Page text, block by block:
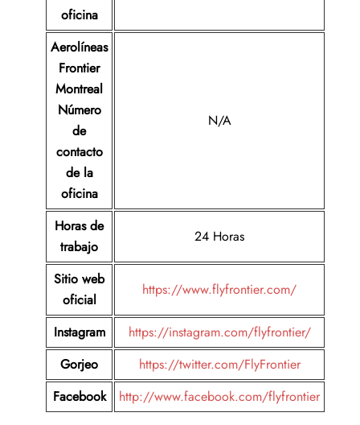
oficina
Aerolíneas
Frontier
Montreal
Número
de
contacto
de la
oficina
N/A
Horas de
trabajo
24 Horas
Sitio web
oficial
https://www.flyfrontier.com/
Instagram
https://instagram.com/flyfrontier/
Gorjeo
https://twitter.com/FlyFrontier
Facebook
http://www.facebook.com/flyfrontier